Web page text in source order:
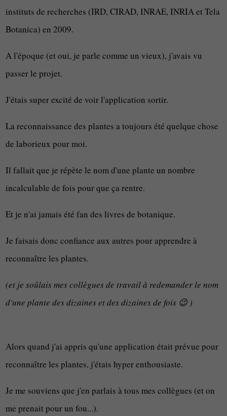
instituts de recherches (IRD, CIRAD, INRAE, INRIA et Tela
Botanica) en 2009.
A l'époque (et oui, je parle comme un vieux), j'avais vu
passer le projet.
J'étais super excité de voir l'application sortir.
La reconnaissance des plantes a toujours été quelque chose
de laborieux pour moi.
Il fallait que je répète le nom d'une plante un nombre
incalculable de fois pour que ça rentre.
Et je n'ai jamais été fan des livres de botanique.
Je faisais donc confiance aux autres pour apprendre à
reconnaître les plantes.
(et je soûlais mes collègues de travail à redemander le nom
d'une plante des dizaines et des dizaines de fois 😉 )
Alors quand j'ai appris qu'une application était prévue pour
reconnaître les plantes, j'étais hyper enthousiaste.
Je me souviens que j'en parlais à tous mes collègues (et on
me prenait pour un fou...).